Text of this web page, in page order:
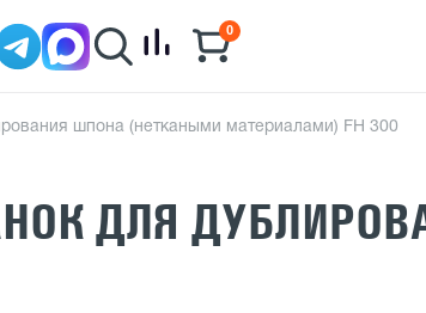
0
шпона (неткаными материалами) FH 300
ДЛЯ